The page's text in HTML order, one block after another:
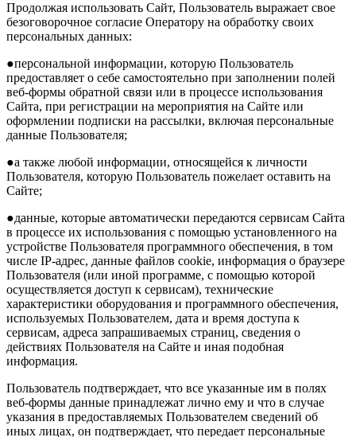
Продолжая использовать Сайт, Пользователь выражает свое
безоговорочное согласие Оператору на обработку своих
персональных данных:
●персональной информации, которую Пользователь
предоставляет о себе самостоятельно при заполнении полей
веб-формы обратной связи или в процессе использования
Сайта, при регистрации на мероприятия на Сайте или
оформлении подписки на рассылки, включая персональные
данные Пользователя;
●а также любой информации, относящейся к личности
Пользователя, которую Пользователь пожелает оставить на
Сайте;
●данные, которые автоматически передаются сервисам Сайта
в процессе их использования с помощью установленного на
устройстве Пользователя программного обеспечения, в том
числе IP-адрес, данные файлов cookie, информация о браузере
Пользователя (или иной программе, с помощью которой
осуществляется доступ к сервисам), технические
характеристики оборудования и программного обеспечения,
используемых Пользователем, дата и время доступа к
сервисам, адреса запрашиваемых страниц, сведения о
действиях Пользователя на Сайте и иная подобная
информация.
Пользователь подтверждает, что все указанные им в полях
веб-формы данные принадлежат лично ему и что в случае
указания в предоставляемых Пользователем сведений об
иных лицах, он подтверждает, что передает персональные